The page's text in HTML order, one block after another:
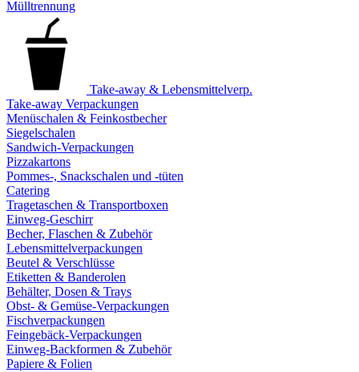
Mülltrennung
Take-away & Lebensmittelverp.
Take-away Verpackungen
Menüschalen & Feinkostbecher
Siegelschalen
Sandwich-Verpackungen
Pizzakartons
Pommes-, Snackschalen und -tüten
Catering
Tragetaschen & Transportboxen
Einweg-Geschirr
Becher, Flaschen & Zubehör
Lebensmittelverpackungen
Beutel & Verschlüsse
Etiketten & Banderolen
Behälter, Dosen & Trays
Obst- & Gemüse-Verpackungen
Fischverpackungen
Feingebäck-Verpackungen
Einweg-Backformen & Zubehör
Papiere & Folien